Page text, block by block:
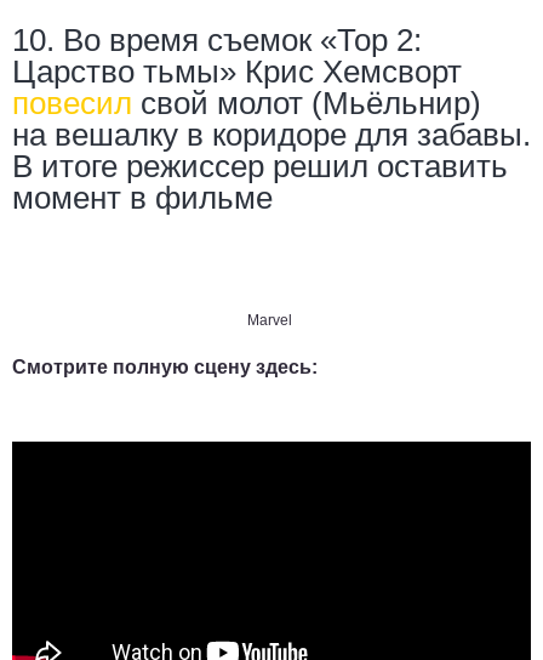
10. Во время съемок «Тор 2:
Царство тьмы» Крис Хемсворт
повесил свой молот (Мьёльнир)
на вешалку в коридоре для забавы.
В итоге режиссер решил оставить
момент в фильме
Marvel
Смотрите полную сцену здесь: